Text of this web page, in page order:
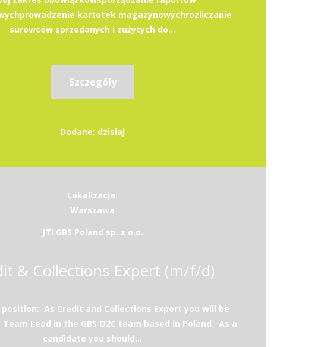
kartotek magazynowychrozliczanie
surowców sprzedanych i zużytych do...
Szczegóły
Dodane: dzisiaj
Lokalizacja:
Warszawa
JTI GBS Poland sp. z o.o.
& Collections Expert (m/f/d)
As Credit and Collections Expert you will be
Lead in the GBS O2C team based in Poland. As a
candidate you should...